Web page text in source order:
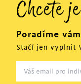
Chcete
Poradíme
Stačí jen vyplnit